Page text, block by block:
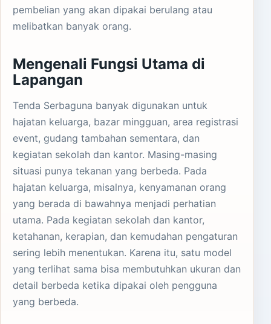
pembelian yang akan dipakai berulang atau
melibatkan banyak orang.
Mengenali Fungsi Utama di
Lapangan
Tenda Serbaguna banyak digunakan untuk
hajatan keluarga, bazar mingguan, area registrasi
event, gudang tambahan sementara, dan
kegiatan sekolah dan kantor. Masing-masing
situasi punya tekanan yang berbeda. Pada
hajatan keluarga, misalnya, kenyamanan orang
yang berada di bawahnya menjadi perhatian
utama. Pada kegiatan sekolah dan kantor,
ketahanan, kerapian, dan kemudahan pengaturan
sering lebih menentukan. Karena itu, satu model
yang terlihat sama bisa membutuhkan ukuran dan
detail berbeda ketika dipakai oleh pengguna
yang berbeda.